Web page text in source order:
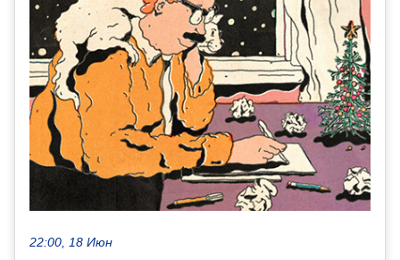
22:00, 18 Июн